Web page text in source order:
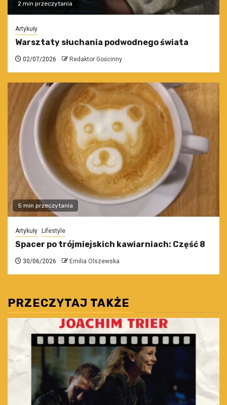
2 min przeczytania
Artykuły
Warsztaty słuchania podwodnego świata
02/07/2026 Redaktor Gościnny
5 min przeczytania
Artykuły Lifestyle
Spacer po trójmiejskich kawiarniach: Część 8
30/06/2026 Emilia Olszewska
PRZECZYTAJ TAKŻE